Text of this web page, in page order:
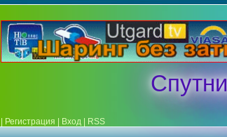
Регистрация Вход RSS